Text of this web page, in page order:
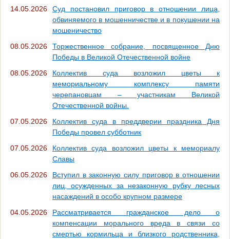
14.05.2026
Суд постановил приговор в отношении лица,
обвиняемого в мошенничестве и в покушении на
мошеничество
08.05.2026
Торжественное собрание, посвященное Дню
Победы в Великой Отечественной войне
08.05.2026
Коллектив суда возложил цветы к
мемориальному комплексу памяти
черепановцам – участникам Великой
Отечественной войны.
07.05.2026
Коллектив суда в преддверии праздника Дня
Победы провел субботник
07.05.2026
Коллектив суда возложил цветы к мемориалу
Славы
06.05.2026
Вступил в законную силу приговор в отношении
лиц, осужденных за незаконную рубку лесных
насаждений в особо крупном размере
04.05.2026
Рассматривается гражданское дело о
компенсации морального вреда в связи со
смертью кормильца и близкого родственника,